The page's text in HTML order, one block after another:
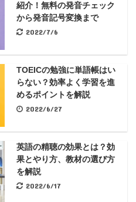
紹介！無料の発音チェック
から発音記号変換まで
2022/7/6
TOEICの勉強に単語帳はい
らない？効率よく学習を進
めるポイントを解説
2022/6/27
英語の精聴の効果とは？効
果とやり方、教材の選び方
を解説
2022/6/17